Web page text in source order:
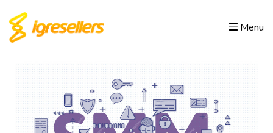
Menü